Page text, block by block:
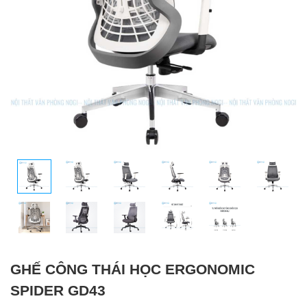
GHẾ CÔNG THÁI HỌC ERGONOMIC
SPIDER GD43